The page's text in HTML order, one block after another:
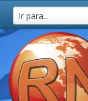
Ir para...